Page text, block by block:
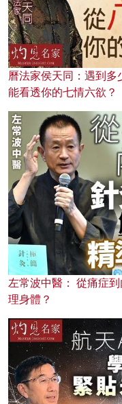
曆法家侯天同：遇到
能看透你的七情六欲？
左常波中醫： 從痛症
理身體？